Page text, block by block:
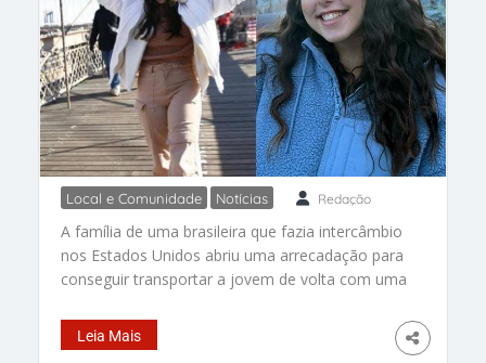
Brasileira fica paralisada após
contrair bactéria no Colorado.
Família já gastou US$ 2 mi com
internação e faz vaquinha
Local e Comunidade Notícias Redação
A família de uma brasileira que fazia intercâmbio
nos Estados Unidos abriu uma arrecadação para
conseguir transportar a jovem de volta com uma
dólares (cerca de R$ 1 milhão) após ela contrair
botulismo e ficar um mês internada. Cláudia
Leia Mais